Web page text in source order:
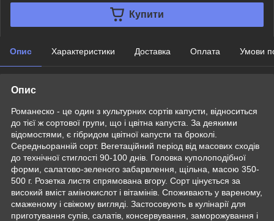
Купити
Опис Характеристики Доставка Оплата Умови
Опис
Романеско - це один з культурних сортів капусти, відноситься
до тієї ж сортової групи, що і цвітна капуста. За деякими
відомостями, є гібридом цвітної капусти та броколі.
Середньоранній сорт. Вегетаційний період від масових сходів
до технічної стиглості 90-100 днів. Головка куполоподібної
форми, салатово-зеленого забарвлення, щільна, масою 350-
500 г. Розетка листя спрямована вгору. Сорт цінується за
високий вміст амінокислот і вітамінів. Споживають у вареному,
смаженому і свіжому вигляді. Застосовують в кулінарії для
приготування супів, салатів, консервування, заморожування і